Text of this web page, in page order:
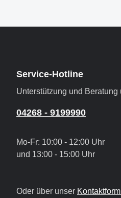
Service-Hotline
Unterstützung und Beratung
04268 - 9199990
Mo-Fr: 10:00 - 12:00 Uhr
und 13:00 - 15:00 Uhr
Oder über unser